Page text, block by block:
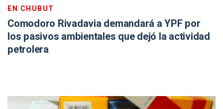
EN CHUBUT
Comodoro Rivadavia demandará a YPF por
los pasivos ambientales que dejó la actividad
petrolera